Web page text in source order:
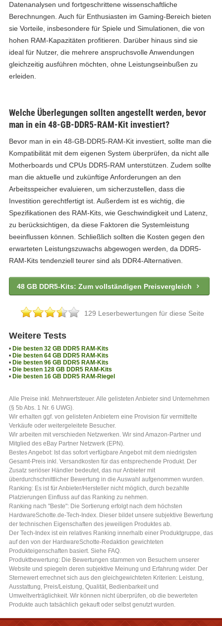
Datenanalysen und fortgeschrittene wissenschaftliche
Berechnungen. Auch für Enthusiasten im Gaming-Bereich bieten
sie Vorteile, insbesondere für Spiele und Simulationen, die von
hohen RAM-Kapazitäten profitieren. Darüber hinaus sind sie
ideal für Nutzer, die mehrere anspruchsvolle Anwendungen
gleichzeitig ausführen möchten, ohne Leistungseinbußen zu
erleiden.
Welche Überlegungen sollten angestellt werden, bevor
man in ein 48-GB-DDR5-RAM-Kit investiert?
Bevor man in ein 48-GB-DDR5-RAM-Kit investiert, sollte man die
Kompatibilität mit dem eigenen System überprüfen, da nicht alle
Motherboards und CPUs DDR5-RAM unterstützen. Zudem sollte
man die aktuelle und zukünftige Anforderungen an den
Arbeitsspeicher evaluieren, um sicherzustellen, dass die
Investition gerechtfertigt ist. Außerdem ist es wichtig, die
Spezifikationen des RAM-Kits, wie Geschwindigkeit und Latenz,
zu berücksichtigen, da diese Faktoren die Systemleistung
beeinflussen können. Schließlich sollten die Kosten gegen den
erwarteten Leistungszuwachs abgewogen werden, da DDR5-
RAM-Kits tendenziell teurer sind als DDR4-Alternativen.
48 GB DDR5-Kits: Zum vollständigen Preisvergleich
129 Leserbewertungen für diese Seite
Weitere Tests
• Die besten 32 GB DDR5 RAM-Kits
• Die besten 64 GB DDR5 RAM-Kits
• Die besten 96 GB DDR5 RAM-Kits
• Die besten 128 GB DDR5 RAM-Kits
• Die besten 16 GB DDR5 RAM-Riegel